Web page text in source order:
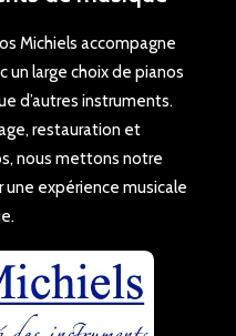
Michiels accompagne
un large choix de pianos
d’autres instruments.
restauration et
nous mettons notre
expérience musicale